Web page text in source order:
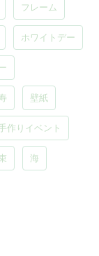
フレーム
ホワイトデー
壁紙
作りイベント
海